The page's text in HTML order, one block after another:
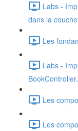
Labs -
dans la
Les
Labs -
Les
Les